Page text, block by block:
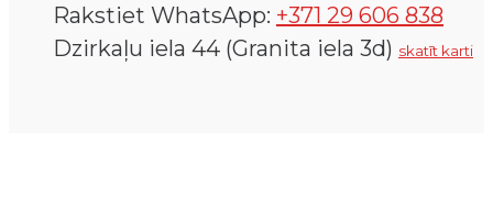
Rakstiet WhatsApp: +371 29 606 838
Dzirkaļu iela 44 (Granita iela 3d) skatīt karti